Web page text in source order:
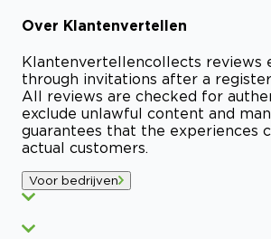
Over Klantenvertellen
Klantenvertellencollects reviews
through invitations after a
All reviews are checked for
exclude unlawful content and
guarantees that the experiences
actual customers.
Voor bedrijven